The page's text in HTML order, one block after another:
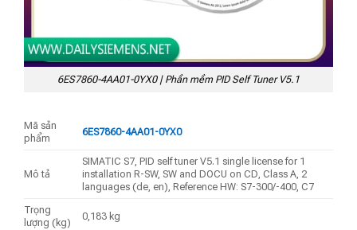
6ES7860-4AA01-0YX0 | Phần mềm PID Self Tuner V5.1
Mã sản
phẩm
6ES7860-4AA01-0YX0
Mô tả
SIMATIC S7, PID self tuner V5.1 single license for 1
installation R-SW, SW and DOCU on CD, Class A, 2
languages (de, en), Reference HW: S7-300/-400, C7
Trọng
lượng (kg)
0,183 kg